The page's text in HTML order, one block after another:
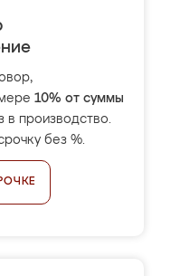
10% от суммы
в производство.
без %.